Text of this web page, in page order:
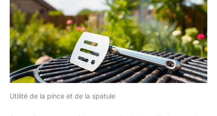
Utilité de la pince et de la spatule